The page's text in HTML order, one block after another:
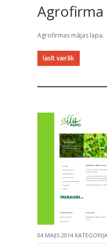
Agrofirmas mājas lapa.
lasīt vairāk
04 MAIJS 2014